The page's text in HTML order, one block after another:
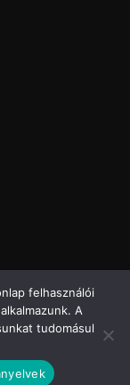
felhasználói
A
tudomásul